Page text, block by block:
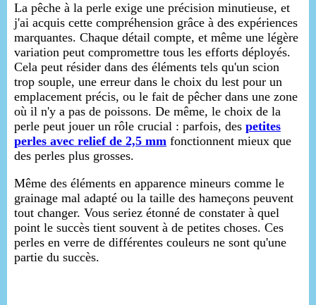
La pêche à la perle exige une précision minutieuse, et
j'ai acquis cette compréhension grâce à des expériences
marquantes. Chaque détail compte, et même une légère
variation peut compromettre tous les efforts déployés.
Cela peut résider dans des éléments tels qu'un scion
trop souple, une erreur dans le choix du lest pour un
emplacement précis, ou le fait de pêcher dans une zone
où il n'y a pas de poissons. De même, le choix de la
perle peut jouer un rôle crucial : parfois, des petites
perles avec relief de 2,5 mm fonctionnent mieux que
des perles plus grosses.
Même des éléments en apparence mineurs comme le
grainage mal adapté ou la taille des hameçons peuvent
tout changer. Vous seriez étonné de constater à quel
point le succès tient souvent à de petites choses. Ces
perles en verre de différentes couleurs ne sont qu'une
partie du succès.